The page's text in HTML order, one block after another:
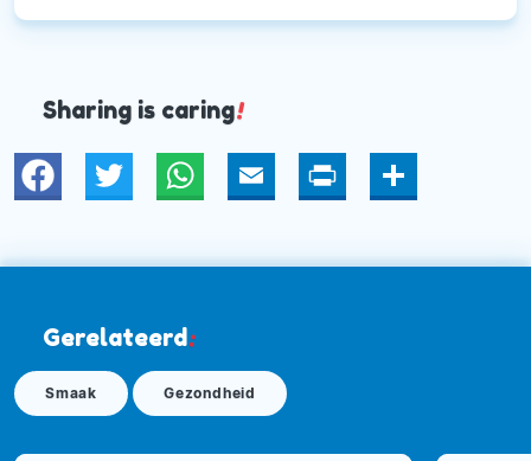
Sharing is caring!
Twitter WhatsAppEmail Print Deel
Gerelateerd:
Smaak Gezondheid